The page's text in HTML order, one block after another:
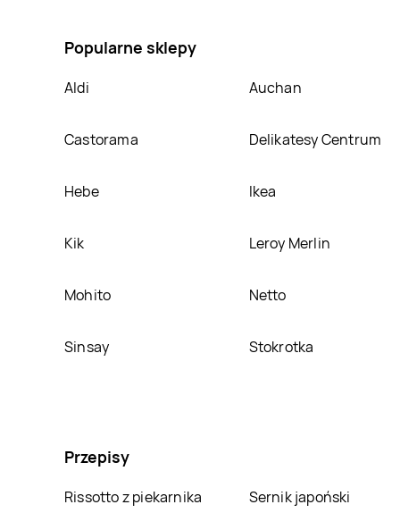
Popularne sklepy
Aldi Auchan
Castorama Delikatesy Centrum
Hebe Ikea
Kik Leroy Merlin
Mohito Netto
Sinsay Stokrotka
Przepisy
Rissotto z piekarnika Sernik japoński